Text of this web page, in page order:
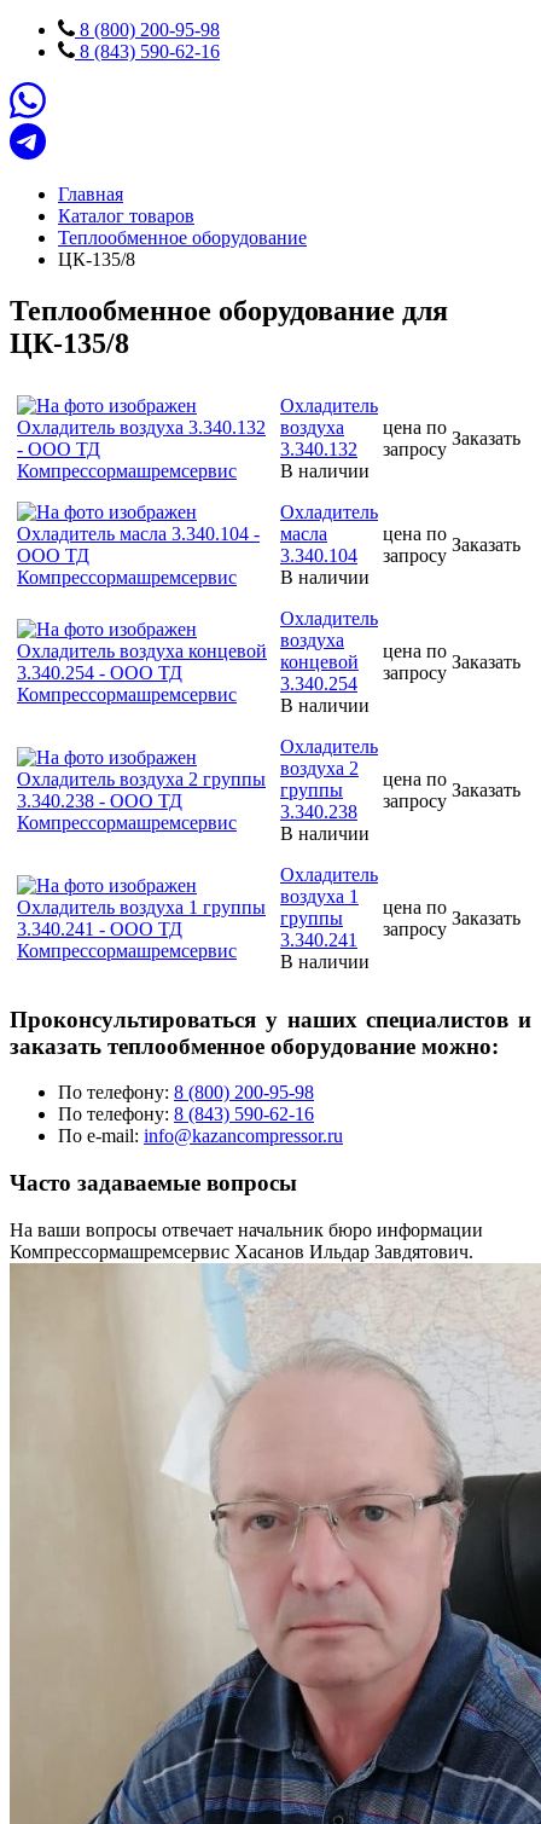
8 (800) 200-95-98
8 (843) 590-62-16
Главная
Каталог товаров
Теплообменное оборудование
ЦК-135/8
Теплообменное оборудование для
ЦК-135/8
Охладитель
воздуха
3.340.132
В наличии
цена по
запросу
Заказать
Охладитель
масла
3.340.104
В наличии
цена по
запросу
Заказать
Охладитель
воздуха
концевой
3.340.254
В наличии
цена по
запросу
Заказать
Охладитель
воздуха 2
группы
3.340.238
В наличии
цена по
запросу
Заказать
Охладитель
воздуха 1
группы
3.340.241
В наличии
цена по
запросу
Заказать
Проконсультироваться у наших специалистов и
заказать теплообменное оборудование можно:
По телефону: 8 (800) 200-95-98
По телефону: 8 (843) 590-62-16
По e-mail: info@kazancompressor.ru
Часто задаваемые вопросы
На ваши вопросы отвечает начальник бюро информации
Компрессормашремсервис Хасанов Ильдар Завдятович.